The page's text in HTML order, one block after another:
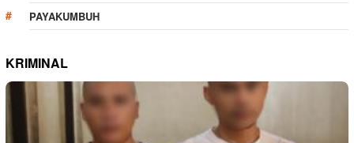
PAYAKUMBUH
KRIMINAL